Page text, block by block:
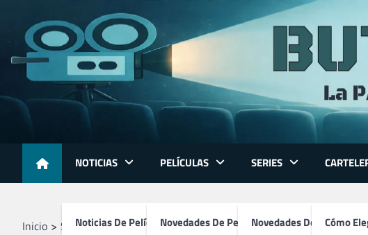
content
NOTICIAS
Noticias De Películas
PELÍCULAS
Novedades De Películas
SERIES
Novedades De Series
Cómo
Inicio Series Mare of Easttown (2021)